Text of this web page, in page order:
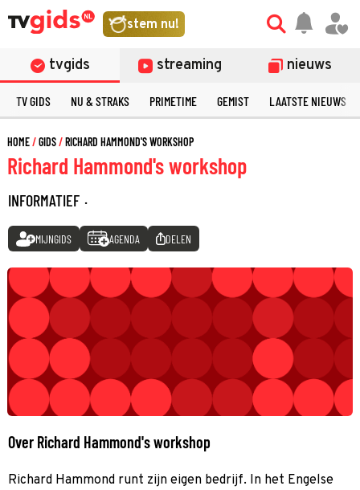
stem nu!
tvgids streaming nieuws
TV GIDS NU & STRAKS PRIMETIME GEMIST LAATSTE NIEUWS
HOME GIDS RICHARD HAMMOND'S WORKSHOP
Richard Hammond's workshop
INFORMATIEF ·
MIJNGIDS AGENDA DELEN
Over Richard Hammond's workshop
Richard Hammond runt zijn eigen bedrijf. In het Engelse